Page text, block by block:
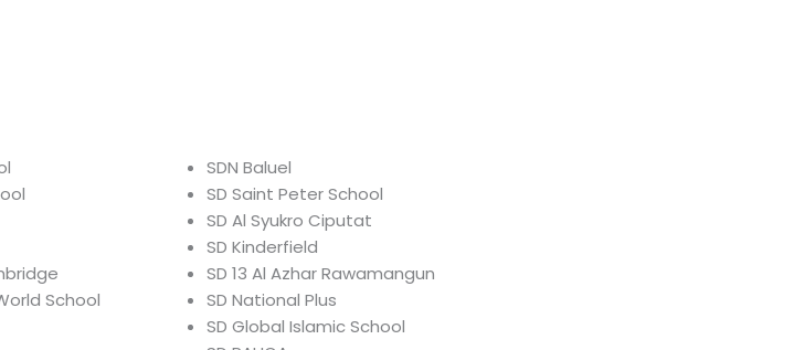
School
SDN Baluel
SD Saint Peter School
SD Al Syukro Ciputat
SD Kinderfield
SD 13 Al Azhar Rawamangun
SD National Plus
SD Global Islamic School